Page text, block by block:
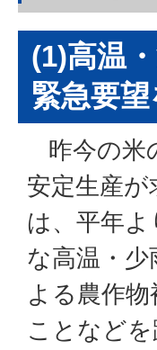
(1)高温
緊急要
昨今の米
安定生産
は、平年
な高温・
よる農作
ことなど